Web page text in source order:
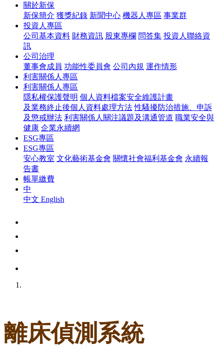
關於新保
新保簡介 獲獎紀錄 新聞中心 機器人專區 事業群
投資人專區
公司基本資料 財務資訊 股東專欄 問答集 投資人聯絡資
訊
公司治理
董事會成員 功能性委員會 公司內規 運作情形
利害關係人專區
利害關係人專區
隱私權保護聲明 個人資料檔案安全維護計畫
及業務終止後個人資料處理方法 性騷擾防治措施、申訴
及懲戒辦法 利害關係人關注議題及溝通管道 職業安全與
健康 企業永續網
ESG專區
ESG專區
安心教室 文化藝術基金會 關懷社會福利基金會 永續報
告書
帳單繳費
中
中文 English
離床偵測系統